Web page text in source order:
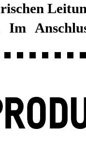
Im
Burkhard